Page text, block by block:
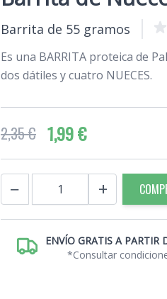
Barrita de 55 gramos
Es una BARRITA proteica de
dos dátiles y cuatro NUECES.
2,35 € 1,99 €
− +
ENVÍO GRATIS A PARTIR
*Consultar